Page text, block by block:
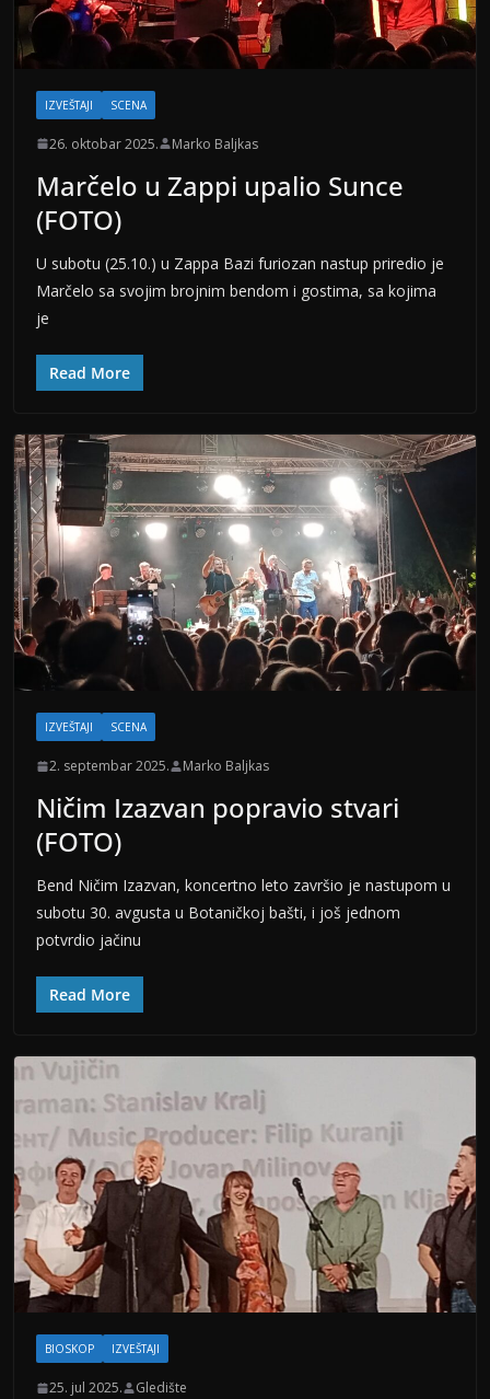
IZVEŠTAJI SCENA
26. oktobar 2025. Marko Baljkas
Marčelo u Zappi upalio Sunce
(FOTO)
U subotu (25.10.) u Zappa Bazi furiozan nastup priredio je
Marčelo sa svojim brojnim bendom i gostima, sa kojima
je
Read More
IZVEŠTAJI SCENA
2. septembar 2025. Marko Baljkas
Ničim Izazvan popravio stvari
(FOTO)
Bend Ničim Izazvan, koncertno leto završio je nastupom u
subotu 30. avgusta u Botaničkoj bašti, i još jednom
potvrdio jačinu
Read More
BIOSKOP IZVEŠTAJI
25. jul 2025. Gledište